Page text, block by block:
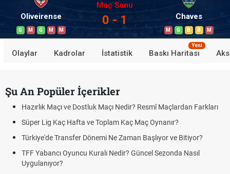
Oliveirense
G M G M M
Maç Sonu
0 - 1 Chaves
M G B B M
Olaylar Kadrolar İstatistik Baskı Haritası
Yeni
Şu An Popüler İçerikler
Hazırlık Maçı ve Dostluk Maçı Nedir? Resmî Maçlardan Farkları
Süper Lig Kaç Hafta ve Toplam Kaç Maç Oynanır?
Türkiye'de Transfer Dönemi Ne Zaman Başlıyor ve Bitiyor?
TFF Yabancı Oyuncu Kuralı Nedir? Güncel Sezonda Nasıl
Uygulanıyor?